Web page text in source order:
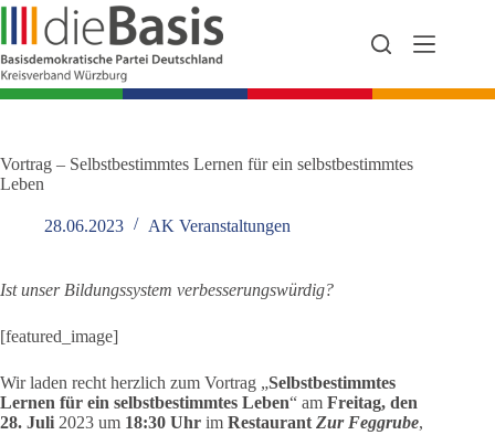
Zum
springen
Vortrag – Selbstbestimmtes Lernen für ein selbstbestimmtes
Leben
28.06.2023 AK Veranstaltungen
Ist unser Bildungssystem verbesserungswürdig?
[featured_image]
Wir laden recht herzlich zum Vortrag „Selbstbestimmtes
Lernen für ein selbstbestimmtes Leben“ am Freitag, den
28. Juli 2023 um 18:30 Uhr im Restaurant Zur Feggrube,